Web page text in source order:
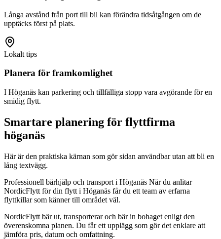
Långa avstånd från port till bil kan förändra tidsåtgången om de
upptäcks först på plats.
Lokalt tips
Planera för framkomlighet
I Höganäs kan parkering och tillfälliga stopp vara avgörande för en
smidig flytt.
Smartare planering för flyttfirma
höganäs
Här är den praktiska kärnan som gör sidan användbar utan att bli en
lång textvägg.
Professionell bärhjälp och transport i Höganäs När du anlitar
NordicFlytt för din flytt i Höganäs får du ett team av erfarna
flyttkillar som känner till området väl.
NordicFlytt bär ut, transporterar och bär in bohaget enligt den
överenskomna planen. Du får ett upplägg som gör det enklare att
jämföra pris, datum och omfattning.